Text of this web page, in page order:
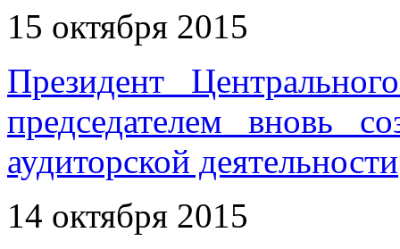
15 октября 2015
Президент
председателем вновь
аудиторской деятельности
14 октября 2015